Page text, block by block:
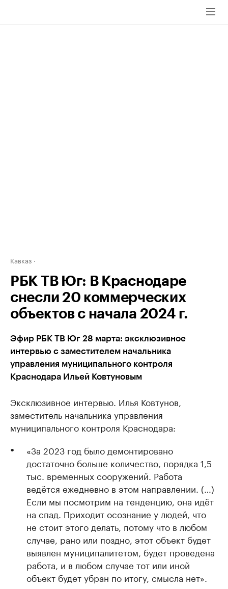
Кавказ
РБК ТВ Юг: В Краснодаре
снесли 20 коммерческих
объектов с начала 2024 г.
Эфир РБК ТВ Юг 28 марта: эксклюзивное
интервью с заместителем начальника
управления муниципального контроля
Краснодара Ильей Ковтуновым
Эксклюзивное интервью. Илья Ковтунов,
заместитель начальника управления
муниципального контроля Краснодара:
«За 2023 год было демонтировано
достаточно больше количество, порядка 1,5
тыс. временных сооружений. Работа
ведётся ежедневно в этом направлении. (…)
Если мы посмотрим на тенденцию, она идёт
на спад. Приходит осознание у людей, что
не стоит этого делать, потому что в любом
случае, рано или поздно, этот объект будет
выявлен муниципалитетом, будет проведена
работа, и в любом случае тот или иной
объект будет убран по итогу, смысла нет».